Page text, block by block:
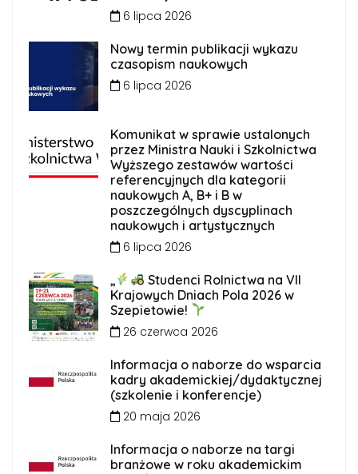
6 lipca 2026
Nowy termin publikacji wykazu
czasopism naukowych
6 lipca 2026
Komunikat w sprawie ustalonych
przez Ministra Nauki i Szkolnictwa
Wyższego zestawów wartości
referencyjnych dla kategorii
naukowych A, B+ i B w
poszczególnych dyscyplinach
naukowych i artystycznych
6 lipca 2026
„
Studenci Rolnictwa na VII
Krajowych Dniach Pola 2026 w
Szepietowie!
26 czerwca 2026
Informacja o naborze do wsparcia
kadry akademickiej/dydaktycznej
(szkolenie i konferencje)
20 maja 2026
Informacja o naborze na targi
branżowe w roku akademickim